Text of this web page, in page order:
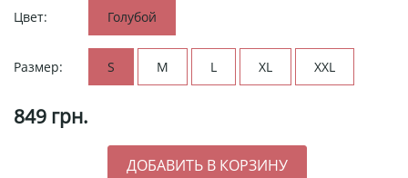
Цвет: Голубой
Размер: S M L XL XXL
849 грн.